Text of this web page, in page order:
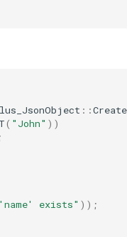
::Create
( "John" ))
exists" ));